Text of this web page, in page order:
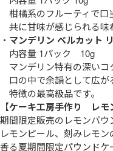
柑橘系のフルーティで口
共に甘味が感じられる味
・ マンデリン ベルカット
内容量 1パック 10g
マンデリン特有の深いコ
口の中で余韻として広が
特徴の最高級品です。
【ケーキ工房手作り レモ
期間限定販売のレモンパ
レモンピール、刻みレモ
香る夏期間限定パウンドケ